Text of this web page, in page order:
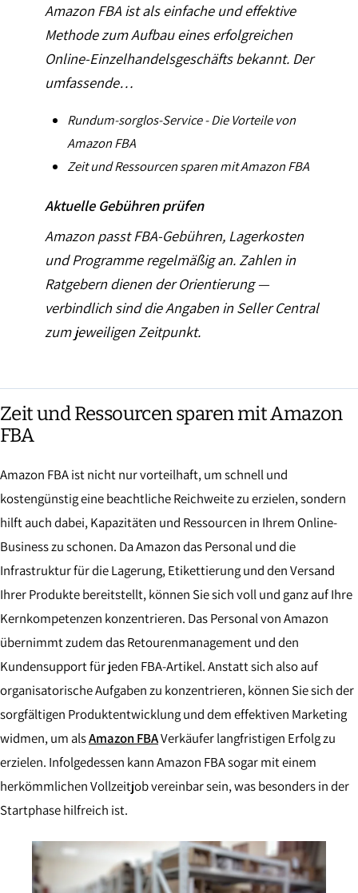
Amazon FBA ist als einfache und effektive
Methode zum Aufbau eines erfolgreichen
Online-Einzelhandelsgeschäfts bekannt. Der
umfassende…
Rundum-sorglos-Service - Die Vorteile von
Amazon FBA
Zeit und Ressourcen sparen mit Amazon FBA
Aktuelle Gebühren prüfen
Amazon passt FBA-Gebühren, Lagerkosten
und Programme regelmäßig an. Zahlen in
Ratgebern dienen der Orientierung —
verbindlich sind die Angaben in Seller Central
zum jeweiligen Zeitpunkt.
Zeit und Ressourcen sparen mit Amazon
FBA
Amazon FBA ist nicht nur vorteilhaft, um schnell und
kostengünstig eine beachtliche Reichweite zu erzielen, sondern
hilft auch dabei, Kapazitäten und Ressourcen in Ihrem Online-
Business zu schonen. Da Amazon das Personal und die
Infrastruktur für die Lagerung, Etikettierung und den Versand
Ihrer Produkte bereitstellt, können Sie sich voll und ganz auf Ihre
Kernkompetenzen konzentrieren. Das Personal von Amazon
übernimmt zudem das Retourenmanagement und den
Kundensupport für jeden FBA-Artikel. Anstatt sich also auf
organisatorische Aufgaben zu konzentrieren, können Sie sich der
sorgfältigen Produktentwicklung und dem effektiven Marketing
widmen, um alsAmazon FBAVerkäufer langfristigen Erfolg zu
erzielen. Infolgedessen kann Amazon FBA sogar mit einem
herkömmlichen Vollzeitjob vereinbar sein, was besonders in der
Startphase hilfreich ist.